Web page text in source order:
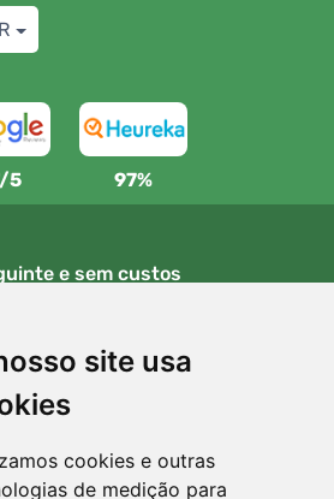
site usa
cookies e outras
de medição para
5 97%
e sem custos
encomendas superiores a 80 EUR
gratuitas
a sua encomenda em qualquer
90 dias
plantamos uma árvore! Leia mais